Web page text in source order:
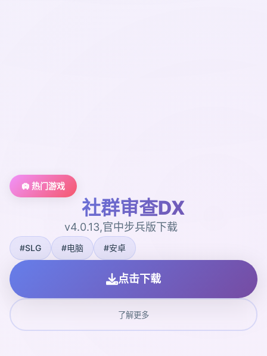
🛄 热门游戏
社群审查DX
v4.0.13,官中步兵版下载
#SLG #电脑 #安卓
点击下载
了解更多